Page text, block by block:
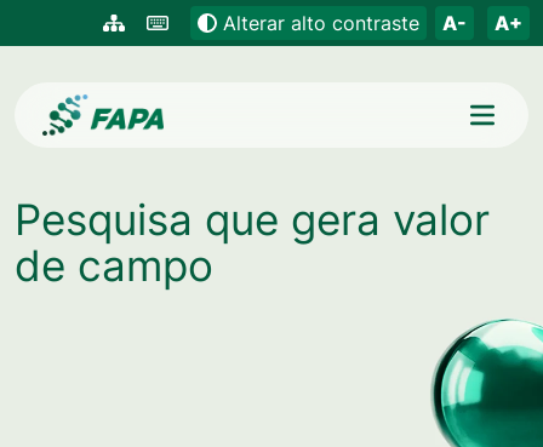
Alterar alto contraste
A-
A+
Pesquisa que gera valor
de campo
Link externo.